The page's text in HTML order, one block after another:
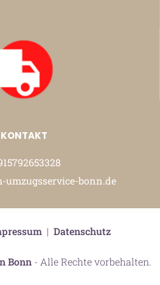
KONTAKT
umzugsservice-bonn.de
Bonn - Alle Rechte vorbehalten.
| Datenschutz